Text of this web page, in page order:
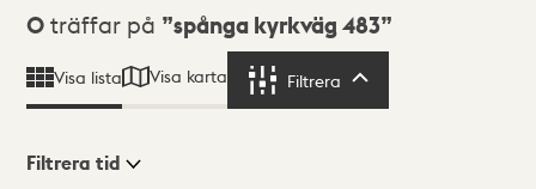
Sökresultat
0 träffar på spånga kyrkväg 483
Visa lista Visa karta Filtrera
Filtrera tid